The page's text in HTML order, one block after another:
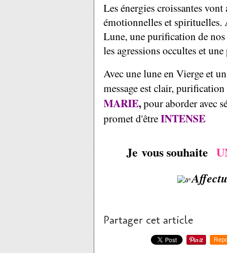
Les énergies croissantes
émotionnelles et
Lune, une purification de nos
les agressions occultes et
Avec une lune en Vierge et
message est clair,
MARIE,pour aborder avec
promet d'êtreINTENSE
Je vous souhaite
Partager cet article